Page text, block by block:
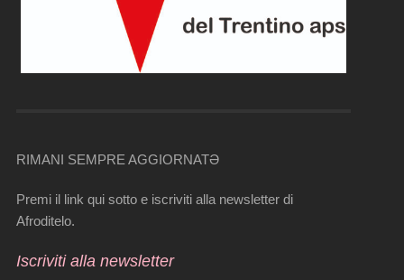
RIMANI SEMPRE AGGIORNATƏ
Premi il link qui sotto e iscriviti alla newsletter di
Afroditelo.
Iscriviti alla newsletter